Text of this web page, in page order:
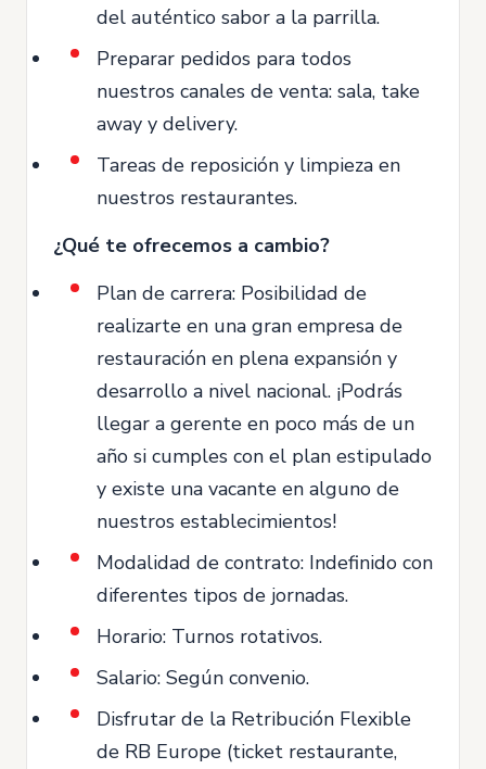
del auténtico sabor a la parrilla.
Preparar pedidos para todos
nuestros canales de venta: sala, take
away y delivery.
Tareas de reposición y limpieza en
nuestros restaurantes.
¿Qué te ofrecemos a cambio?
Plan de carrera: Posibilidad de
realizarte en una gran empresa de
restauración en plena expansión y
desarrollo a nivel nacional. ¡Podrás
llegar a gerente en poco más de un
año si cumples con el plan estipulado
y existe una vacante en alguno de
nuestros establecimientos!
Modalidad de contrato: Indefinido con
diferentes tipos de jornadas.
Horario: Turnos rotativos.
Salario: Según convenio.
Disfrutar de la Retribución Flexible
de RB Europe (ticket restaurante,